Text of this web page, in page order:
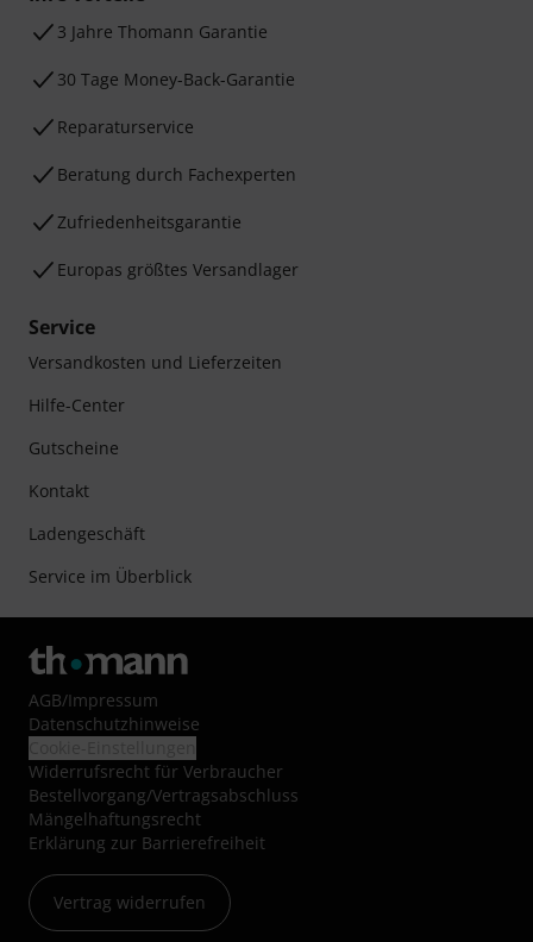
3 Jahre Thomann Garantie
30 Tage Money-Back-Garantie
Reparaturservice
Beratung durch Fachexperten
Zufriedenheitsgarantie
Europas größtes Versandlager
Service
Versandkosten und Lieferzeiten
Hilfe-Center
Gutscheine
Kontakt
Ladengeschäft
Service im Überblick
AGB/Impressum
Datenschutzhinweise
Widerrufsrecht für Verbraucher
Bestellvorgang/Vertragsabschluss
Mängelhaftungsrecht
Erklärung zur Barrierefreiheit
Vertrag widerrufen